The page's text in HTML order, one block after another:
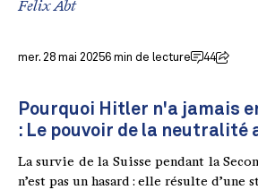
Felix Abt
mer. 28 mai 20256 min de lecture 44
Pourquoi Hitler n'a jamais
: Le pouvoir de la neutralité
La survie de la Suisse pendant la
n’est pas un hasard : elle résulte